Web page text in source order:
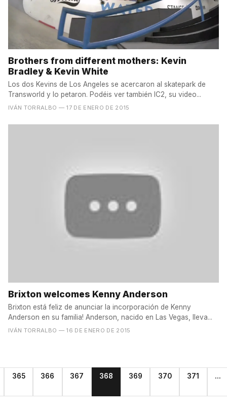
Brothers from different mothers: Kevin
Bradley & Kevin White
Los dos Kevins de Los Angeles se acercaron al skatepark de
Transworld y lo petaron. Podéis ver también IC2, su video...
IVÁN TORRALBO — 17 DE ENERO DE 2015
Brixton welcomes Kenny Anderson
Brixton está feliz de anunciar la incorporación de Kenny
Anderson en su familia! Anderson, nacido en Las Vegas, lleva...
IVÁN TORRALBO — 16 DE ENERO DE 2015
365 366 367 368 369 370 371 ...